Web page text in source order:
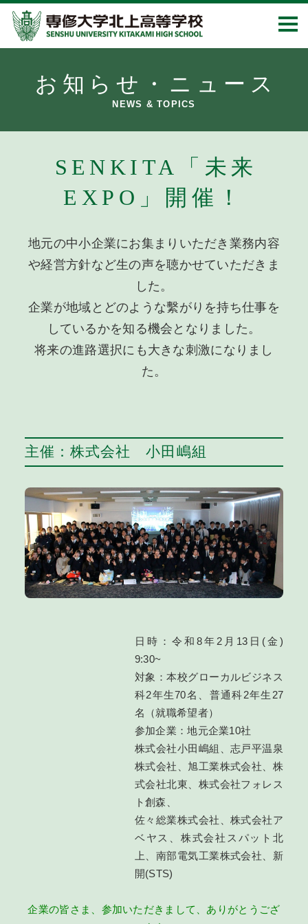
お知らせ・ニュース
NEWS & TOPICS
SENKITA「未来
EXPO」開催！
地元の中小企業にお集まりいただき業務内容
や経営方針など生の声を聴かせていただきま
した。
企業が地域とどのような繫がりを持ち仕事を
しているかを知る機会となりました。
将来の進路選択にも大きな刺激になりまし
た。
主催：株式会社 小田嶋組
日時：令和8年2月13日(金)
9:30~
対象：本校グローカルビジネス
科2年生70名、普通科2年生27
名（就職希望者）
参加企業：地元企業10社
株式会社小田嶋組、志戸平温泉
株式会社、旭工業株式会社、株
式会社北東、株式会社フォレス
ト創森、
佐々総業株式会社、株式会社ア
ベヤス、株式会社スパット北
上、南部電気工業株式会社、新
開(STS)
企業の皆さま、参加いただきまして、ありがとうござ